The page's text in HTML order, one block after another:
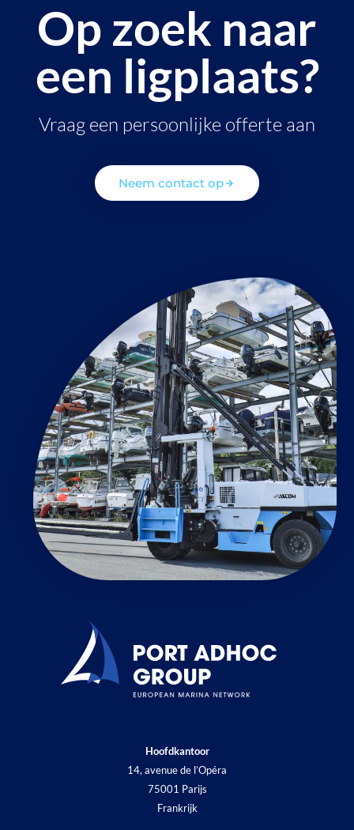
Op zoek naar
een ligplaats?
Vraag een persoonlijke offerte aan
Neem contact op
Hoofdkantoor
14, avenue de l’Opéra
75001 Parijs
Frankrijk